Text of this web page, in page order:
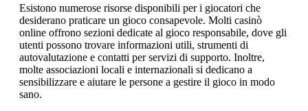
Esistono numerose risorse disponibili per i giocatori che
desiderano praticare un gioco consapevole. Molti casinò
online offrono sezioni dedicate al gioco responsabile, dove gli
utenti possono trovare informazioni utili, strumenti di
autovalutazione e contatti per servizi di supporto. Inoltre,
molte associazioni locali e internazionali si dedicano a
sensibilizzare e aiutare le persone a gestire il gioco in modo
sano.